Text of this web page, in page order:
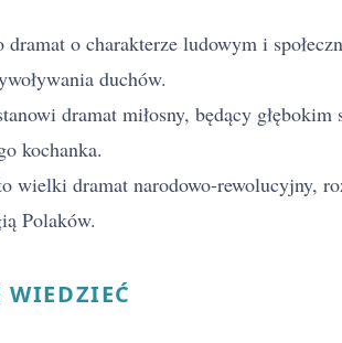
dramat o charakterze ludowym i
duchów.
dramat miłosny, będący
kochanka.
wielki dramat narodowo-rewolucyjny,
Polaków.
WIEDZIEĆ